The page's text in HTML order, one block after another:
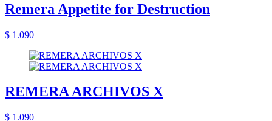
Remera Appetite for Destruction
$ 1.090
REMERA ARCHIVOS X
$ 1.090